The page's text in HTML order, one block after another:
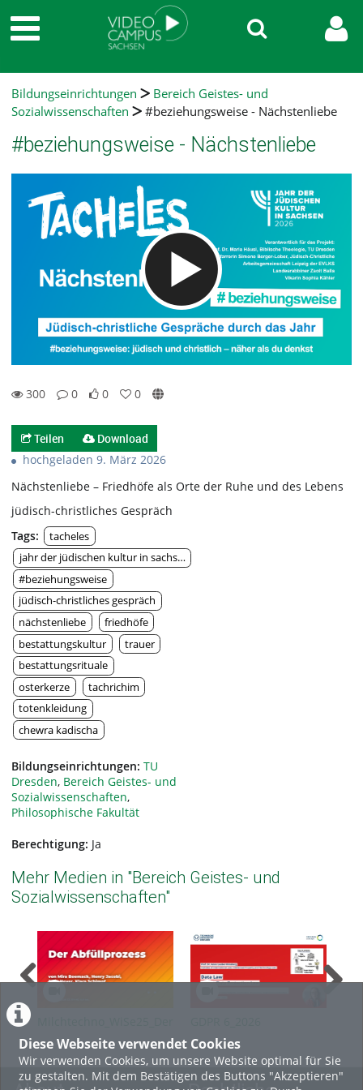
Diese Webseite verwendet Cookies
Wir verwenden Cookies, um unsere Website optimal für Sie
zu gestalten. Mit dem Bestätigen des Buttons "Akzeptieren"
Bildungseinrichtungen
Bereich Geistes- und
Sozialwissenschaften
#beziehungsweise - Nächstenliebe
#beziehungsweise - Nächstenliebe
300
0
0
0
Teilen
Download
hochgeladen 9. März 2026
Nächstenliebe – Friedhöfe als Orte der Ruhe und des Lebens
jüdisch-christliches Gespräch
Tags:
tacheles
jahr der jüdischen kultur in sachsen
#beziehungsweise
jüdisch-christliches gespräch
nächstenliebe
friedhöfe
bestattungskultur
trauer
bestattungsrituale
osterkerze
tachrichim
totenkleidung
chewra kadischa
Bildungseinrichtungen: TU
Dresden, Bereich Geistes- und
Sozialwissenschaften,
Philosophische Fakultät
Berechtigung: Ja
Mehr Medien in "Bereich Geistes- und
Sozialwissenschaften"
Abfüllprozess